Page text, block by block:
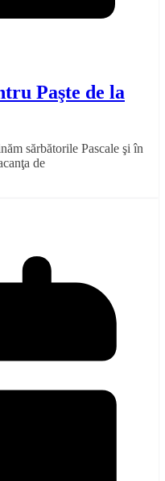
Paşte de la
sărbătorile Pascale şi în
de